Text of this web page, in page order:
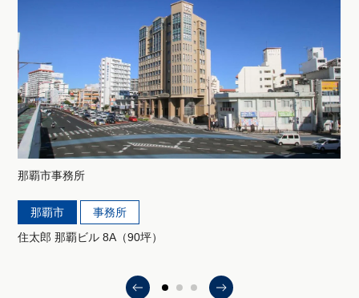
那覇市事務所
那覇市
事務所
住太郎 那覇ビル 8A（90坪）